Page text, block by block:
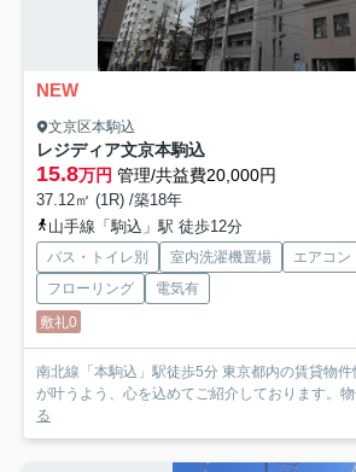
NEW
文京区本駒込
レジディア文京本駒込
15.8万円 管理/共益費20,000円
37.12㎡ (1R) /築18年
山手線「駒込」駅 徒歩12分
バス・トイレ別 室内洗濯機置場 エアコン
フローリング
電気有
敷礼0
南北線「本駒込」駅徒歩5分 東京都内の賃貸物
が叶うよう、心を込めてご紹介しております。
る